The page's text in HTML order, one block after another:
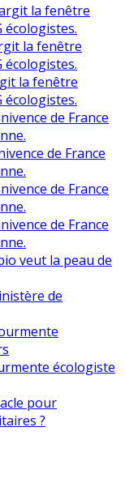
la fenêtre
écologistes.
la fenêtre
écologistes.
la fenêtre
écologistes.
de France
de France
de France
de France
veut la peau de
de
écologiste
pour
?